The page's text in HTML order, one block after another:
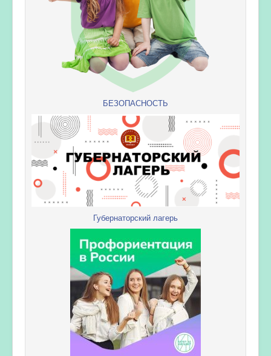
БЕЗОПАСНОСТЬ
Губернаторский лагерь